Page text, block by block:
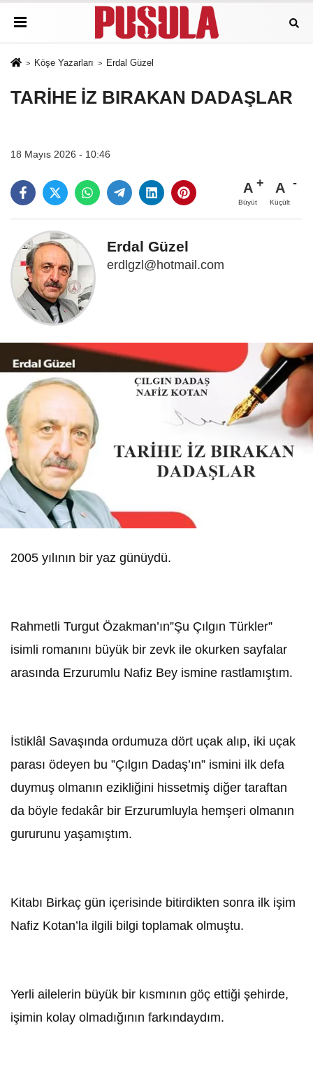
Köşe Yazarları Erdal Güzel
TARİHE İZ BIRAKAN DADAŞLAR
18 Mayıs 2026 - 10:46
A
Büyüt
A
Küçült
Erdal Güzel
erdlgzl@hotmail.com
2005 yılının bir yaz günüydü.
Rahmetli Turgut Özakman’ın”Şu Çılgın Türkler”
isimli romanını büyük bir zevk ile okurken sayfalar
arasında Erzurumlu Nafiz Bey ismine rastlamıştım.
İstiklâl Savaşında ordumuza dört uçak alıp, iki uçak
parası ödeyen bu ”Çılgın Dadaş’ın” ismini ilk defa
duymuş olmanın ezikliğini hissetmiş diğer taraftan
da böyle fedakâr bir Erzurumluyla hemşeri olmanın
gururunu yaşamıştım.
Kitabı Birkaç gün içerisinde bitirdikten sonra ilk işim
Nafiz Kotan’la ilgili bilgi toplamak olmuştu.
Yerli ailelerin büyük bir kısmının göç ettiği şehirde,
işimin kolay olmadığının farkındaydım.